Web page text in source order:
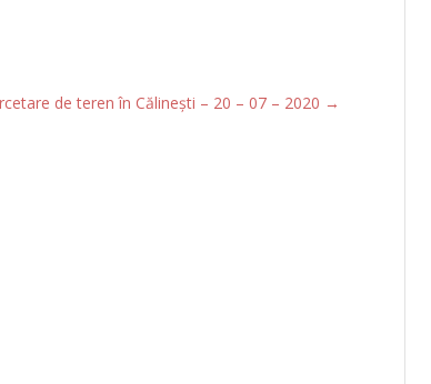
de teren în Călinești – 20 – 07 – 2020 →